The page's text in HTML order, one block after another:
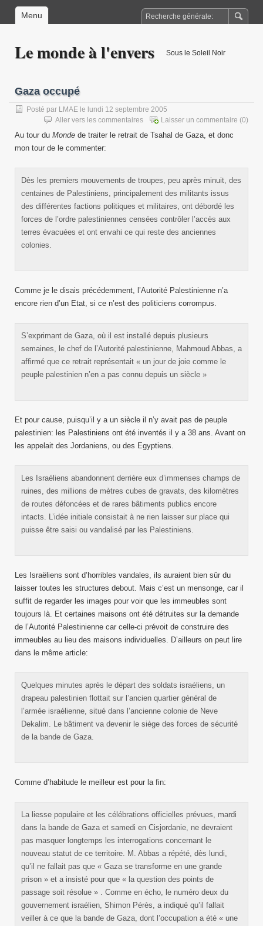
Menu
Le monde à l'envers Sous le Soleil Noir
Gaza occupé
Posté par LMAE le lundi 12 septembre 2005
Laisser un commentaire (0)
Aller vers les commentaires
Au tour du Monde de traiter le retrait de Tsahal de Gaza, et donc
mon tour de le commenter:
Dès les premiers mouvements de troupes, peu après minuit, des
centaines de Palestiniens, principalement des militants issus
des différentes factions politiques et militaires, ont débordé les
forces de l’ordre palestiniennes censées contrôler l’accès aux
terres évacuées et ont envahi ce qui reste des anciennes
colonies.
Comme je le disais précédemment, l’Autorité Palestinienne n’a
encore rien d’un Etat, si ce n’est des politiciens corrompus.
S’exprimant de Gaza, où il est installé depuis plusieurs
semaines, le chef de l’Autorité palestinienne, Mahmoud Abbas, a
affirmé que ce retrait représentait « un jour de joie comme le
peuple palestinien n’en a pas connu depuis un siècle »
Et pour cause, puisqu’il y a un siècle il n’y avait pas de peuple
palestinien: les Palestiniens ont été inventés il y a 38 ans. Avant on
les appelait des Jordaniens, ou des Egyptiens.
Les Israéliens abandonnent derrière eux d’immenses champs de
ruines, des millions de mètres cubes de gravats, des kilomètres
de routes défoncées et de rares bâtiments publics encore
intacts. L’idée initiale consistait à ne rien laisser sur place qui
puisse être saisi ou vandalisé par les Palestiniens.
Les Israëliens sont d’horribles vandales, ils auraient bien sûr du
laisser toutes les structures debout. Mais c’est un mensonge, car il
suffit de regarder les images pour voir que les immeubles sont
toujours là. Et certaines maisons ont été détruites sur la demande
de l’Autorité Palestinienne car celle-ci prévoit de construire des
immeubles au lieu des maisons individuelles. D’ailleurs on peut lire
dans le même article:
Quelques minutes après le départ des soldats israéliens, un
drapeau palestinien flottait sur l’ancien quartier général de
l’armée israélienne, situé dans l’ancienne colonie de Neve
Dekalim. Le bâtiment va devenir le siège des forces de sécurité
de la bande de Gaza.
Comme d’habitude le meilleur est pour la fin:
La liesse populaire et les célébrations officielles prévues, mardi
dans la bande de Gaza et samedi en Cisjordanie, ne devraient
pas masquer longtemps les interrogations concernant le
nouveau statut de ce territoire. M. Abbas a répété, dès lundi,
qu’il ne fallait pas que « Gaza se transforme en une grande
prison » et a insisté pour que « la question des points de
passage soit résolue » . Comme en écho, le numéro deux du
gouvernement israélien, Shimon Pérès, a indiqué qu’il fallait
veiller à ce que la bande de Gaza, dont l’occupation a été « une